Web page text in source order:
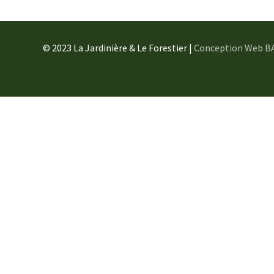
© 2023 La Jardinière & Le Forestier | Conception Web